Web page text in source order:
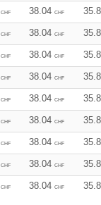
CHF 38.04CHF
CHF 38.04CHF
CHF 38.04CHF
CHF 38.04CHF
CHF 38.04CHF
CHF 38.04CHF
CHF 38.04CHF
CHF 38.04CHF
CHF 38.04CHF